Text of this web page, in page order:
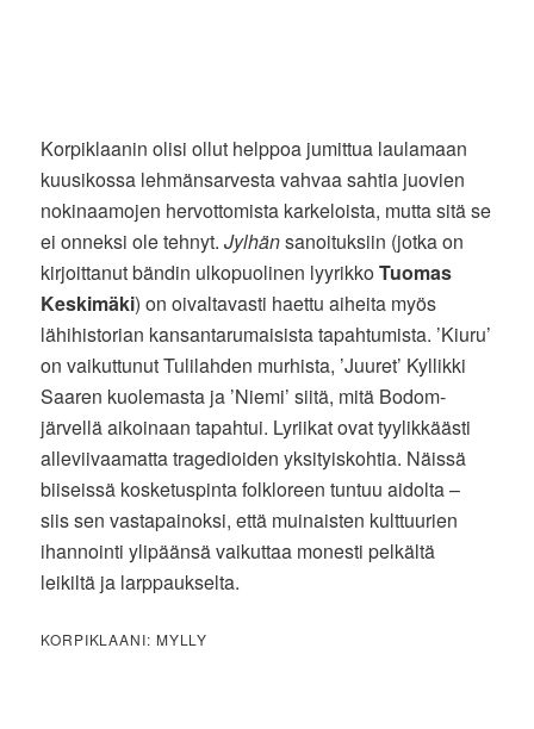
Korpiklaanin olisi ollut helppoa jumittua laulamaan
kuusikossa lehmänsarvesta vahvaa sahtia juovien
nokinaamojen hervottomista karkeloista, mutta sitä se
ei onneksi ole tehnyt.Jylhänsanoituksiin (jotka on
kirjoittanut bändin ulkopuolinen lyyrikkoTuomas
Keskimäki) on oivaltavasti haettu aiheita myös
lähihistorian kansantarumaisista tapahtumista. ’Kiuru’
on vaikuttunut Tulilahden murhista, ’Juuret’ Kyllikki
Saaren kuolemasta ja ’Niemi’ siitä, mitä Bodom-
järvellä aikoinaan tapahtui. Lyriikat ovat tyylikkäästi
alleviivaamatta tragedioiden yksityiskohtia. Näissä
biiseissä kosketuspinta folkloreen tuntuu aidolta –
siis sen vastapainoksi, että muinaisten kulttuurien
ihannointi ylipäänsä vaikuttaa monesti pelkältä
leikiltä ja larppaukselta.
KORPIKLAANI: MYLLY